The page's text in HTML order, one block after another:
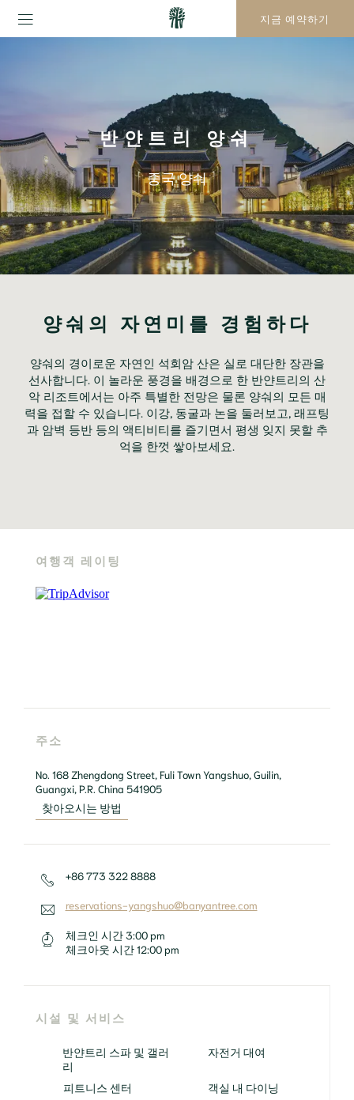
지금 예약하기
반얀트리 양숴
중국 양숴
양숴의 자연미를 경험하다
양숴의 경이로운 자연인 석회암 산은 실로 대단한 장관을
선사합니다. 이 놀라운 풍경을 배경으로 한 반얀트리의 산
악 리조트에서는 아주 특별한 전망은 물론 양숴의 모든 매
력을 접할 수 있습니다. 이강, 동굴과 논을 둘러보고, 래프팅
과 암벽 등반 등의 액티비티를 즐기면서 평생 잊지 못할 추
억을 한껏 쌓아보세요.
여행객 레이팅
주소
No. 168 Zhengdong Street, Fuli Town Yangshuo, Guilin,
Guangxi, P.R. China 541905
찾아오시는 방법
+86 773 322 8888
reservations-yangshuo@banyantree.com
체크인 시간3:00 pm
체크아웃 시간12:00 pm
시설 및 서비스
반얀트리 스파 및 갤러
리
자전거 대여
피트니스 센터
객실 내 다이닝